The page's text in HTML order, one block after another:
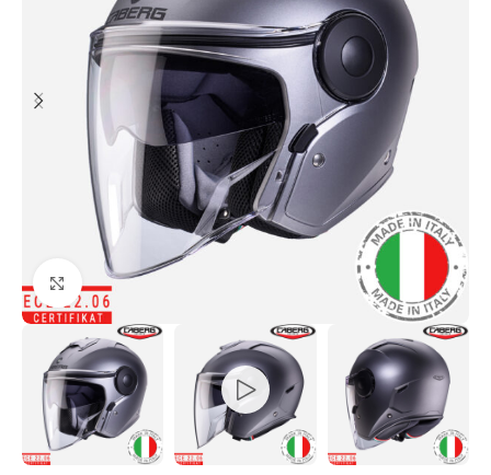
Klikni da uvećaš sliku